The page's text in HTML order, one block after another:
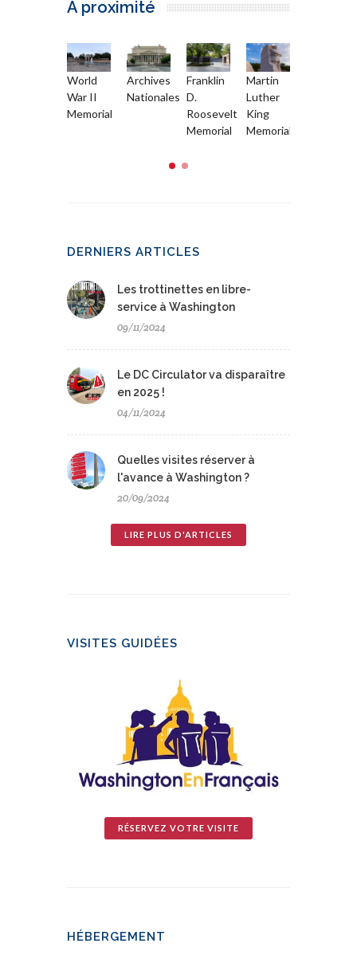
À proximité
World
War II
Memorial
Archives
Nationales
Franklin
D.
Roosevelt
Memorial
Martin
Luther
King
Memorial
DERNIERS ARTICLES
Les trottinettes en libre-
service à Washington
09/11/2024
Le DC Circulator va disparaître
en 2025 !
04/11/2024
Quelles visites réserver à
l'avance à Washington ?
20/09/2024
LIRE PLUS D'ARTICLES
VISITES GUIDÉES
RÉSERVEZ VOTRE VISITE
HÉBERGEMENT